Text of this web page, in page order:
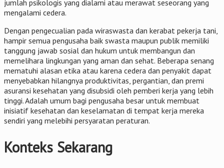
jumlah psikologis yang dialami atau merawat seseorang yang
mengalami cedera.
Dengan pengecualian pada wiraswasta dan kerabat pekerja tani,
hampir semua pengusaha baik swasta maupun publik memiliki
tanggung jawab sosial dan hukum untuk membangun dan
memelihara lingkungan yang aman dan sehat. Beberapa senang
mematuhi alasan etika atau karena cedera dan penyakit dapat
menyebabkan hilangnya produktivitas, pergantian, dan premi
asuransi kesehatan yang disubsidi oleh pemberi kerja yang lebih
tinggi. Adalah umum bagi pengusaha besar untuk membuat
inisiatif kesehatan dan keselamatan di tempat kerja mereka
sendiri yang melebihi persyaratan peraturan.
Konteks Sekarang